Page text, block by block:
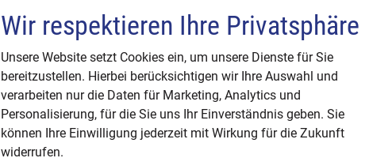
Wir respektieren Ihre Privatsphäre
Unsere Website setzt Cookies ein, um unsere Dienste für Sie
bereitzustellen. Hierbei berücksichtigen wir Ihre Auswahl und
verarbeiten nur die Daten für Marketing, Analytics und
Personalisierung, für die Sie uns Ihr Einverständnis geben. Sie
können Ihre Einwilligung jederzeit mit Wirkung für die Zukunft
widerrufen.